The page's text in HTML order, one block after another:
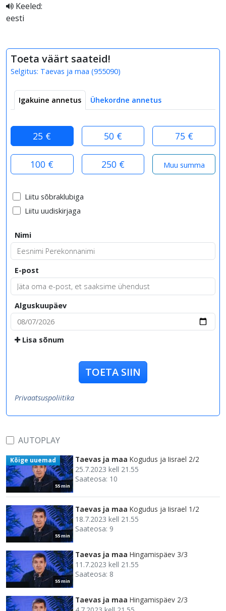
Keeled:
eesti
Toeta väärt saateid!
Selgitus: Taevas ja maa (955090)
Igakuine annetus Ühekordne annetus
25 € 50 € 75 €
100 € 250 €
Liitu sõbraklubiga
Liitu uudiskirjaga
Nimi
E-post
Alguskuupäev
Lisa sõnum
TOETA SIIN
Privaatsuspoliitika
AUTOPLAY
55 min
Kõige uuemad Taevas ja maa Kogudus ja Iisrael 2/2
25.7.2023 kell 21.55
Saateosa: 10
55 min
Taevas ja maa Kogudus ja Iisrael 1/2
18.7.2023 kell 21.55
Saateosa: 9
55 min
Taevas ja maa Hingamispäev 3/3
11.7.2023 kell 21.55
Saateosa: 8
Taevas ja maa Hingamispäev 2/3